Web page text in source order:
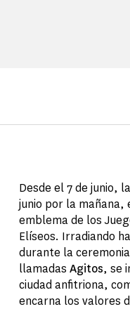
Desde el 7 de junio,
junio por la mañana,
emblema de los
Elíseos. Irradiando
durante la
llamadas Agitos, se
ciudad anfitriona,
encarna los valores